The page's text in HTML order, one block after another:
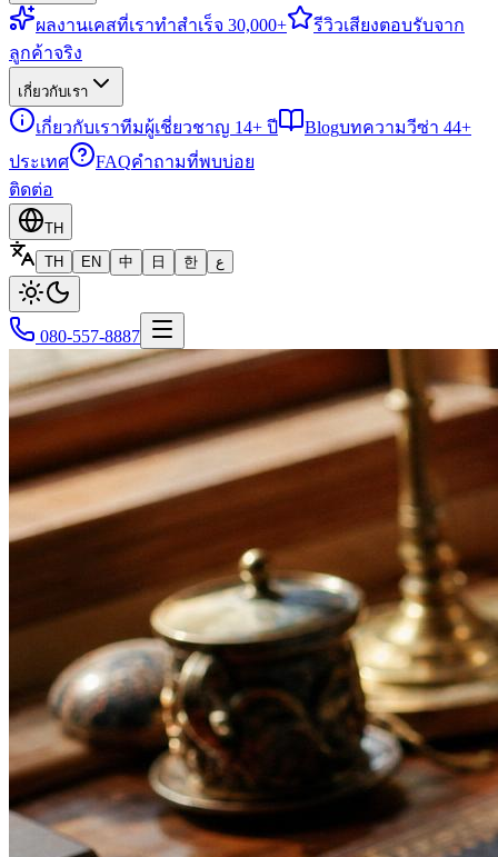
ผลงานเคสที่เราทำสำเร็จ 30,000+ รีวิวเสียงตอบรับจาก
ลูกค้าจริง
เกี่ยวกับเรา
เกี่ยวกับเราทีมผู้เชี่ยวชาญ 14+ ปี Blogบทความวีซ่า 44+
ประเทศ
FAQคำถามที่พบบ่อย
ติดต่อ
TH
TH
EN 中 日 한 ع
080-557-8887